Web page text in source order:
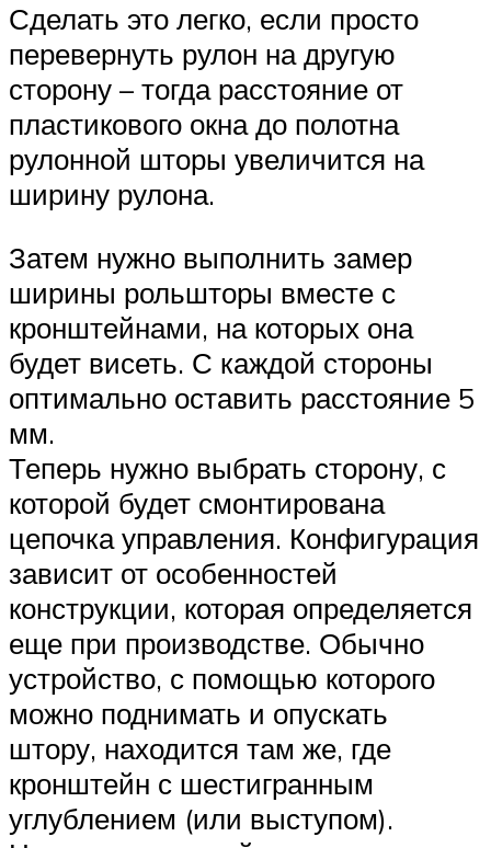
Сделать это легко, если просто
перевернуть рулон на другую
сторону – тогда расстояние от
пластикового окна до полотна
рулонной шторы увеличится на
ширину рулона.
Затем нужно выполнить замер
ширины рольшторы вместе с
кронштейнами, на которых она
будет висеть. С каждой стороны
оптимально оставить расстояние 5
мм.
Теперь нужно выбрать сторону, с
которой будет смонтирована
цепочка управления. Конфигурация
зависит от особенностей
конструкции, которая определяется
еще при производстве. Обычно
устройство, с помощью которого
можно поднимать и опускать
штору, находится там же, где
кронштейн с шестигранным
углублением (или выступом).